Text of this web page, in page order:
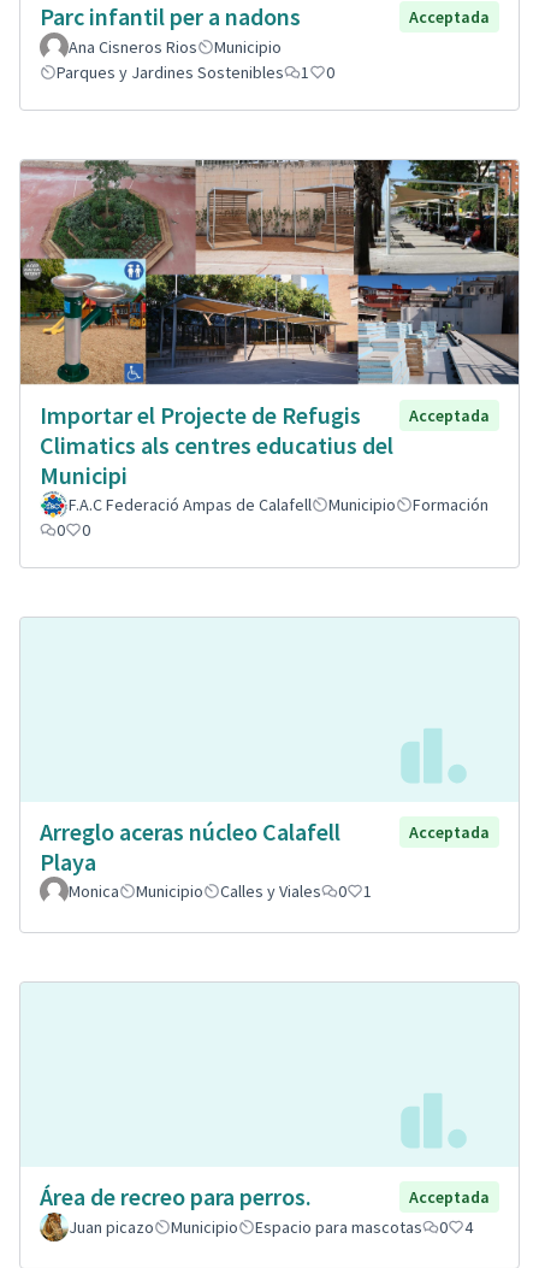
Parc infantil per a nadons
Acceptada
Ana Cisneros Rios
Municipio
Parques y Jardines Sostenibles
1 0
Importar el Projecte de Refugis
Climatics als centres educatius del
Municipi
Acceptada
F.A.C Federació Ampas de Calafell Municipio
Formación
0
0
Arreglo aceras núcleo Calafell
Playa
Acceptada
Monica Municipio Calles y Viales 0 1
Área de recreo para perros.
Acceptada
Juan picazo
Municipio Espacio para mascotas 0 4